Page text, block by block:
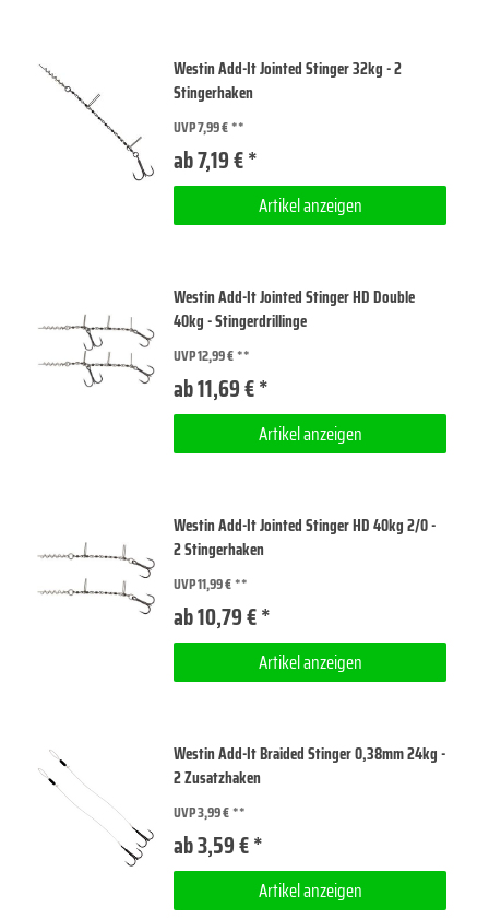
Westin Add-It Jointed Stinger 32kg - 2
Stingerhaken
UVP 7,99 €
ab 7,19 € *
Artikel anzeigen
Westin Add-It Jointed Stinger HD Double
40kg - Stingerdrillinge
UVP 12,99 €
ab 11,69 € *
Artikel anzeigen
Westin Add-It Jointed Stinger HD 40kg 2/0 -
2 Stingerhaken
UVP 11,99 €
ab 10,79 € *
Artikel anzeigen
Westin Add-It Braided Stinger 0,38mm 24kg -
2 Zusatzhaken
UVP 3,99 €
ab 3,59 € *
Artikel anzeigen